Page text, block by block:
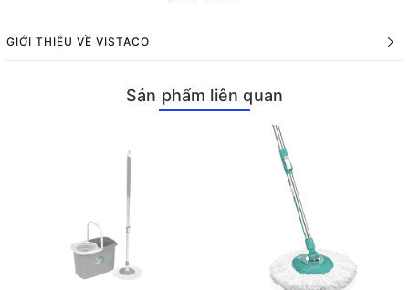
nhựa làm sạch vết bẩn cứng đầu chỉ trong vài lần lau, giúp bạn
So với các dòng cây lau nhà khác, sản phẩm nhựa 360 độ có
mức giá phải chăng, phù hợp với mọi gia đình Việt Nam.
Ứng dụng của cây lau nhà 360 độ nhựa
: Lau sạch sàn gạch, sàn gỗ, sàn đá hoa trong phòng
khách, phòng ngủ, nhà bếp.
Văn phòng: Giữ không gian làm việc sạch sẽ, chuyên nghiệp.
Nhà hàng, quán cà phê
: Đáp ứng nhu cầu vệ sinh thường
xuyên ở nơi đông người.
: Nhờ thiết kế gọn nhẹ, cây lau nhà phù hợp với
GIỚI THIỆU VỀ VISTACO
Sản phẩm liên quan